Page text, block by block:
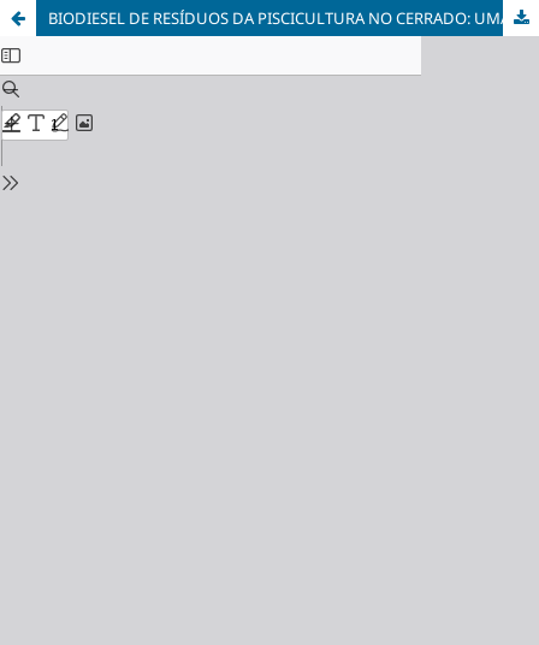
BIODIESEL DE RESÍDUOS DA PISCICULTURA NO CERRADO: UMAESTRATÉGIA DE ECONOMIA CIRCULAR NO COMBATE ÀSMUDANÇAS